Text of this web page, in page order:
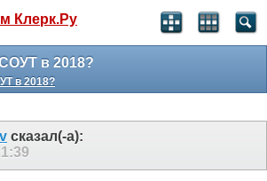
Клерк без рекламы
Клерк.Ру
в 2018?
в 2018?
сказал(-а):